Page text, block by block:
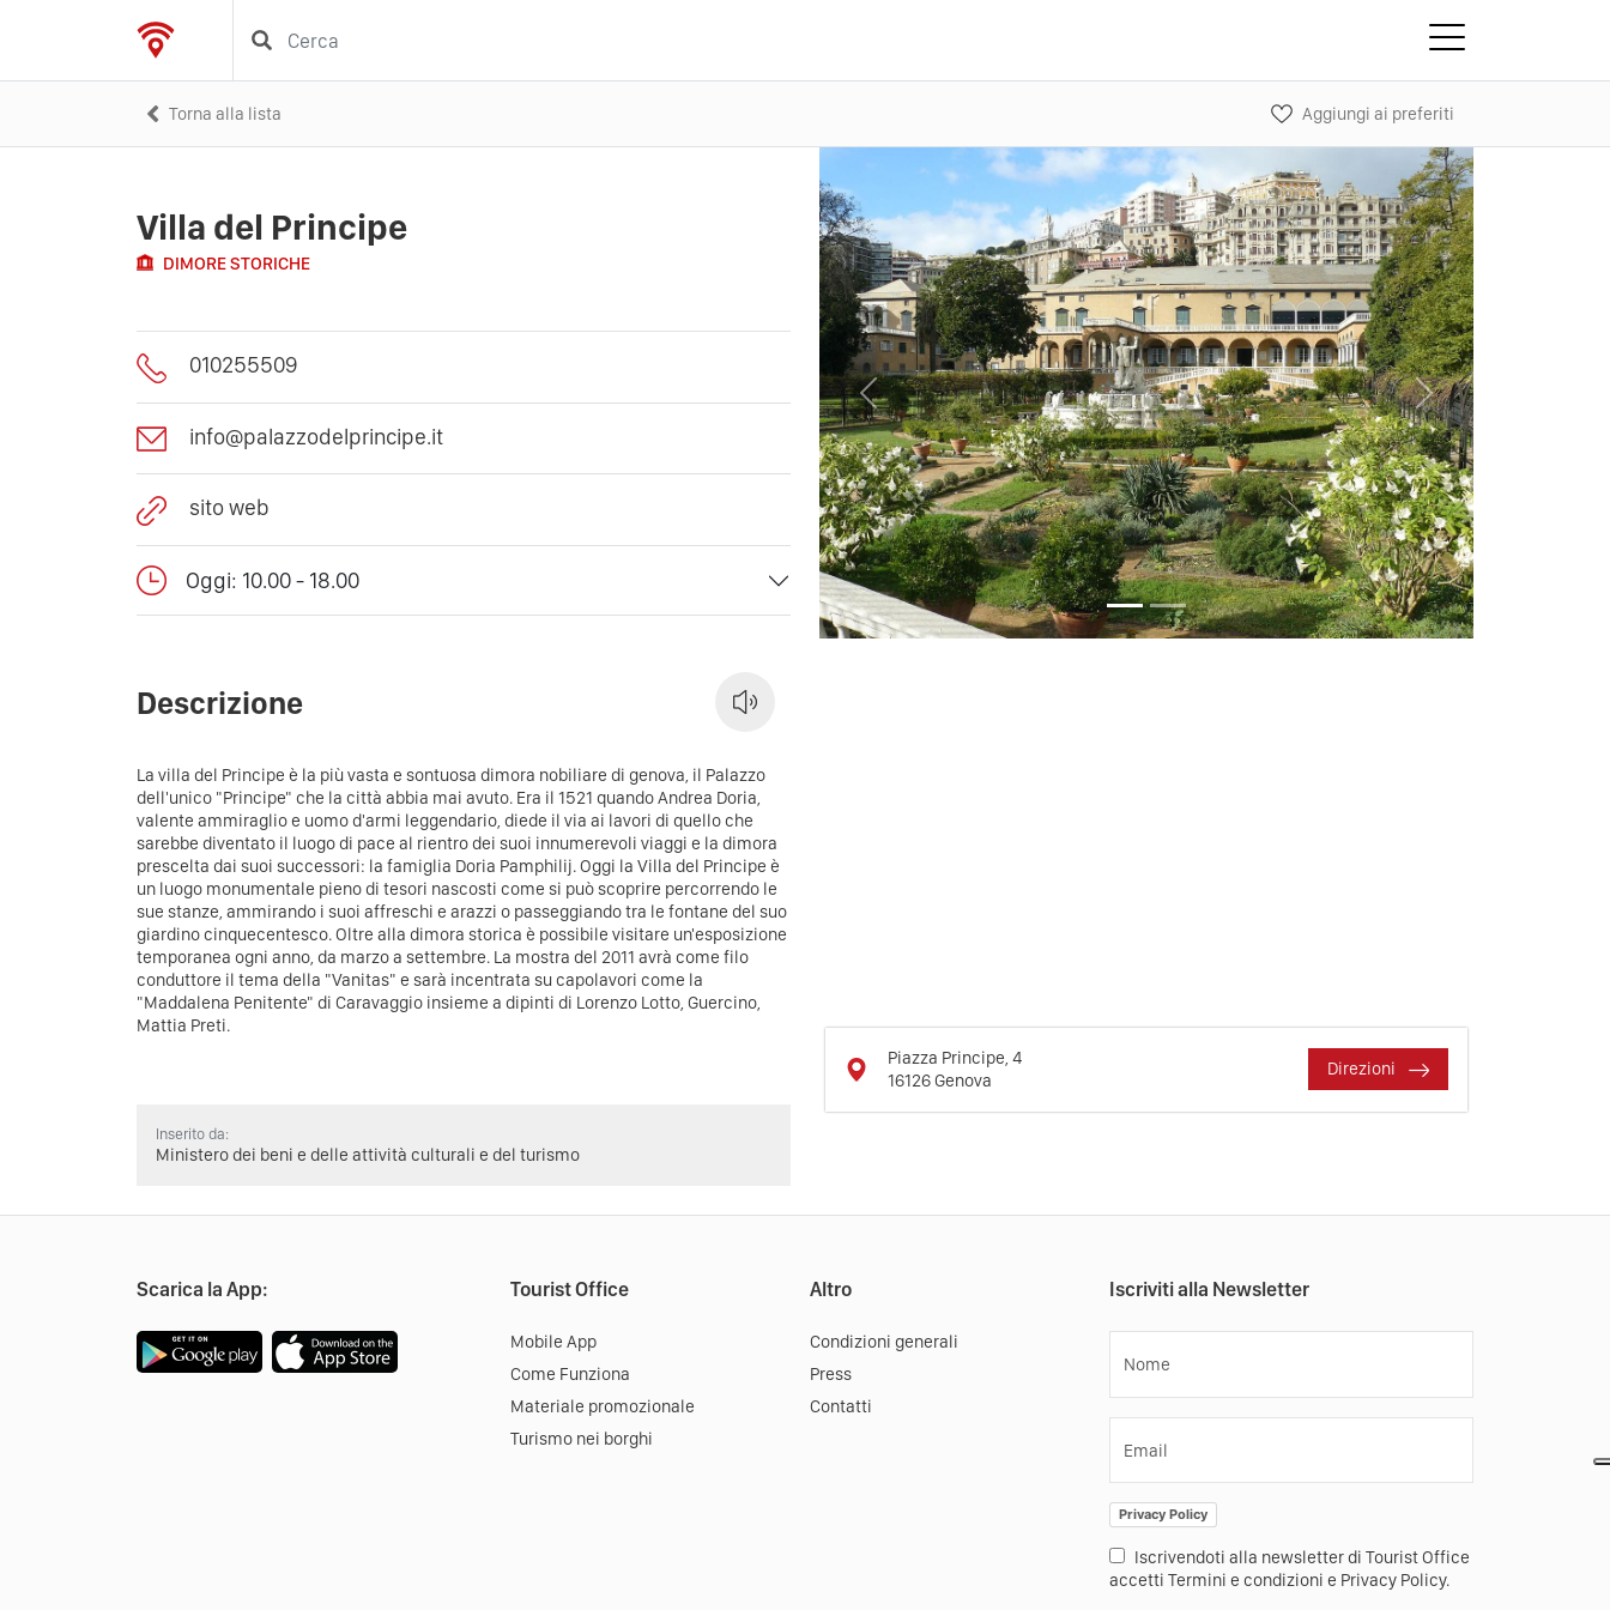
Torna alla lista Aggiungi ai preferiti
Villa del Principe
DIMORE STORICHE
010255509
info@palazzodelprincipe.it
sito web
Oggi: 10.00 - 18.00
Descrizione
La villa del Principe è la più vasta e sontuosa dimora nobiliare di genova, il Palazzo
dell'unico "Principe" che la città abbia mai avuto. Era il 1521 quando Andrea Doria,
valente ammiraglio e uomo d'armi leggendario, diede il via ai lavori di quello che
sarebbe diventato il luogo di pace al rientro dei suoi innumerevoli viaggi e la dimora
prescelta dai suoi successori: la famiglia Doria Pamphilij. Oggi la Villa del Principe è
un luogo monumentale pieno di tesori nascosti come si può scoprire percorrendo le
sue stanze, ammirando i suoi affreschi e arazzi o passeggiando tra le fontane del suo
giardino cinquecentesco. Oltre alla dimora storica è possibile visitare un'esposizione
temporanea ogni anno, da marzo a settembre. La mostra del 2011 avrà come filo
conduttore il tema della "Vanitas" e sarà incentrata su capolavori come la
"Maddalena Penitente" di Caravaggio insieme a dipinti di Lorenzo Lotto, Guercino,
Mattia Preti.
Inserito da:
Ministero dei beni e delle attività culturali e del turismo
Previous Next
Piazza Principe, 4
16126Genova
Direzioni
Scarica la App: Tourist Office
Mobile App
Come Funziona
Materiale promozionale
Turismo nei borghi
Altro
Condizioni generali
Press
Contatti
Iscriviti alla Newsletter
Nome
Email
Privacy Policy
Iscrivendoti alla newsletter di Tourist Office
accetti Termini e condizioni e Privacy Policy.